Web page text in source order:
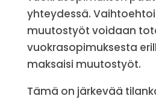
yhteydessä.
muutostyöt voidaan
vuokrasopimuksesta
maksaisi muutostyöt.
Tämä on järkevää